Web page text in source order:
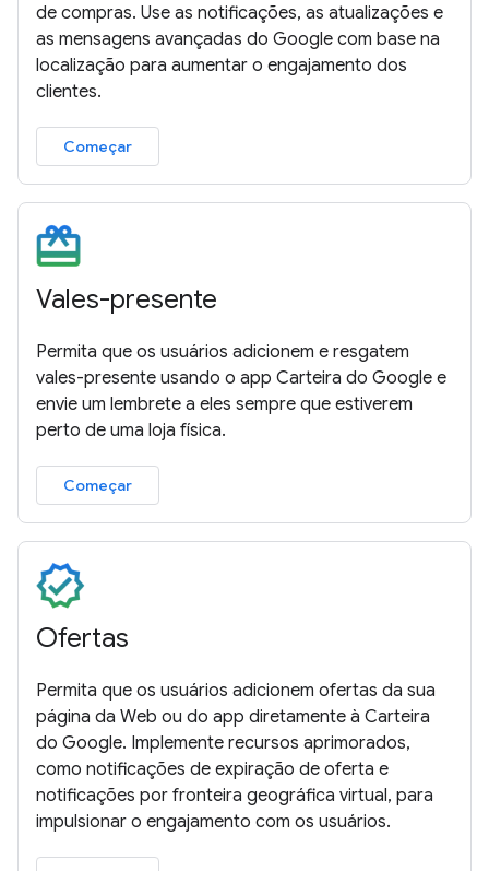
de compras. Use as notificações, as atualizações e
as mensagens avançadas do Google com base na
localização para aumentar o engajamento dos
clientes.
Começar
Vales-presente
Permita que os usuários adicionem e resgatem
vales-presente usando o app Carteira do Google e
envie um lembrete a eles sempre que estiverem
perto de uma loja física.
Começar
Ofertas
Permita que os usuários adicionem ofertas da sua
página da Web ou do app diretamente à Carteira
do Google. Implemente recursos aprimorados,
como notificações de expiração de oferta e
notificações por fronteira geográfica virtual, para
impulsionar o engajamento com os usuários.